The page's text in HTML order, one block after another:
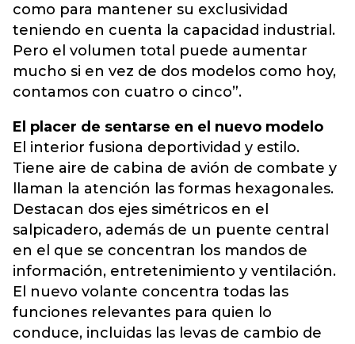
como para mantener su exclusividad
teniendo en cuenta la capacidad industrial.
Pero el volumen total puede aumentar
mucho si en vez de dos modelos como hoy,
contamos con cuatro o cinco”.
El placer de sentarse en el nuevo modelo
El interior fusiona deportividad y estilo.
Tiene aire de cabina de avión de combate y
llaman la atención las formas hexagonales.
Destacan dos ejes simétricos en el
salpicadero, además de un puente central
en el que se concentran los mandos de
información, entretenimiento y ventilación.
El nuevo volante concentra todas las
funciones relevantes para quien lo
conduce, incluidas las levas de cambio de